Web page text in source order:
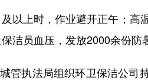
上时，作业避开正午；高
洁员血压，发放2000余份防
执法局组织环卫保洁公司